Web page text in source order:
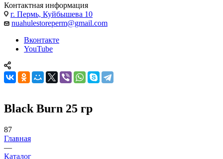
Контактная информация
г. Пермь, Куйбышева 10
nuahulestoreperm@gmail.com
Вконтакте
YouTube
Black Burn 25 гр
87
Главная
—
Каталог